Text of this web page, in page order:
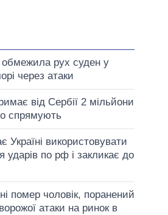
обмежила рух суден у
через атаки
від Сербії 2 мільйони
спрямують
Україні використовувати
ударів по рф і закликає до
помер чоловік, поранений
атаки на ринок в